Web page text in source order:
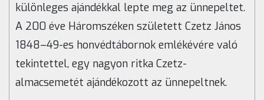
különleges ajándékkal lepte meg az ünnepeltet.
A 200 éve Háromszéken született Czetz János
1848–49-es honvédtábornok emlékévére való
tekintettel, egy nagyon ritka Czetz-
almacsemetét ajándékozott az ünnepeltnek.